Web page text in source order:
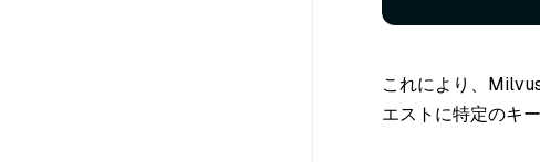
これにより、
エストに特定のキ